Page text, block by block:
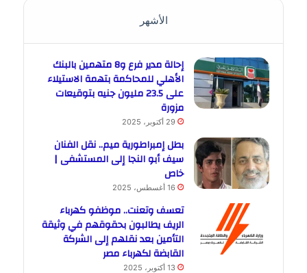
الأشهر
إحالة مدير فرع و8 متهمين بالبنك
الأهلي للمحاكمة بتهمة الاستيلاء
على 23.5 مليون جنيه بتوقيعات
مزورة
29 أكتوبر، 2025
بطل إمبراطورية ميم.. نقل الفنان
سيف أبو النجا إلى المستشفى |
خاص
16 أغسطس، 2025
تعسف وتعنت.. موظفو كهرباء
الريف يطالبون بحقوقهم في وثيقة
التأمين بعد نقلهم إلى الشركة
القابضة لكهرباء مصر
13 أكتوبر، 2025